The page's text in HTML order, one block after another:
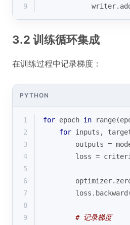
9
3.2 训练循环集成
在训练过程中记录梯度：
PYTHON
1 for epoch in range
2
for inputs,
3
outputs =
4
loss =
5
6
7
8
9
# 记录梯度